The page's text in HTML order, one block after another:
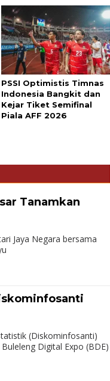
PSSI Optimistis Timnas
Indonesia Bangkit dan
Kejar Tiket Semifinal
Piala AFF 2026
Tanamkan
Jaya Negara bersama
(Diskominfosanti)
Digital Expo (BDE)